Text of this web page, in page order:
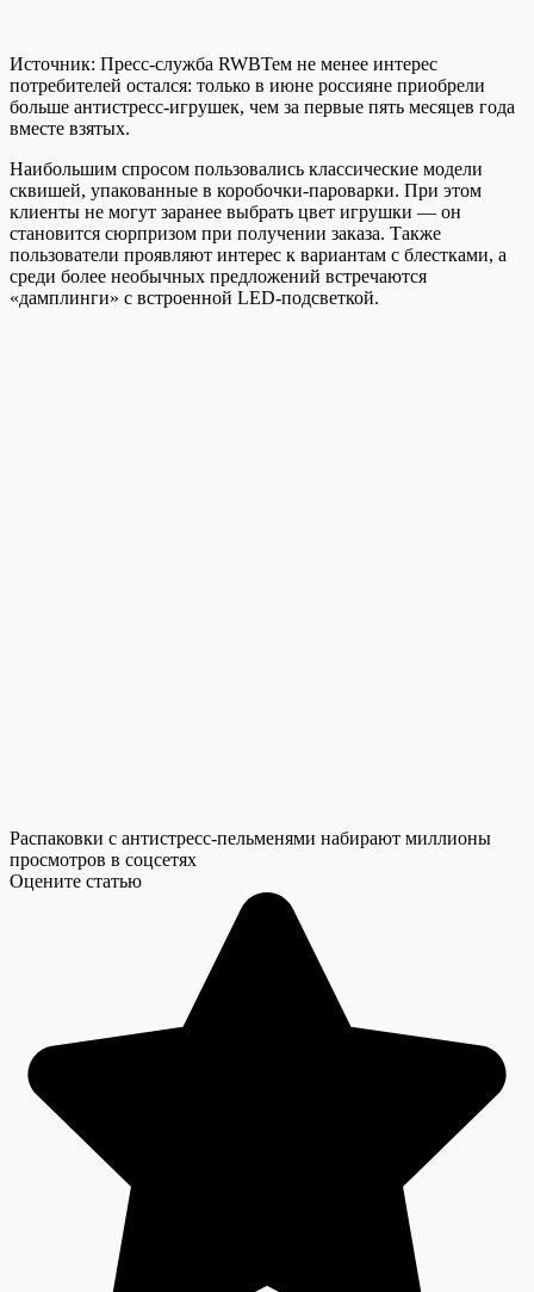
Источник: Пресс-служба RWBТем не менее интерес
потребителей остался: только в июне россияне приобрели
больше антистресс-игрушек, чем за первые пять месяцев года
вместе взятых.
Наибольшим спросом пользовались классические модели
сквишей, упакованные в коробочки-пароварки. При этом
клиенты не могут заранее выбрать цвет игрушки — он
становится сюрпризом при получении заказа. Также
пользователи проявляют интерес к вариантам с блестками, а
среди более необычных предложений встречаются
«дамплинги» с встроенной LED-подсветкой.
Распаковки с антистресс-пельменями набирают миллионы
просмотров в соцсетях
Оцените статью